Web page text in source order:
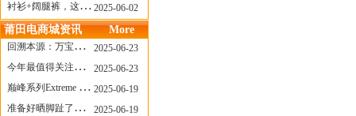
衬衫+阔腿裤，这样穿美出新高度！
2025-06-02
莆田电商城资讯 More
回溯本源：万宝龙推出明星系列都市灰腕表新作
2025-06-23
今年最值得关注的AF1！KOBE x AF1 明日发售
2025-06-23
巅峰系列Extreme Diver潜水腕表与Revival Diver复刻版潜水腕表共同推出“暗影款”新作
2025-06-19
准备好晒脚趾了吗？透明款 AF1 要回归了
2025-06-19